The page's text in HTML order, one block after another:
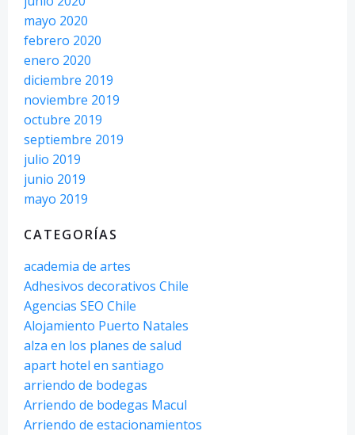
mayo 2020
febrero 2020
enero 2020
diciembre 2019
noviembre 2019
octubre 2019
septiembre 2019
julio 2019
junio 2019
mayo 2019
CATEGORÍAS
academia de artes
Adhesivos decorativos Chile
Agencias SEO Chile
Alojamiento Puerto Natales
alza en los planes de salud
apart hotel en santiago
arriendo de bodegas
Arriendo de bodegas Macul
Arriendo de estacionamientos